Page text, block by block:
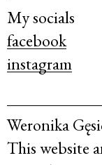
My socials
facebook
instagram
Weronika
This website